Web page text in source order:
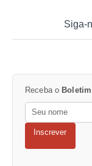
Siga-
Receba o
Inscrever